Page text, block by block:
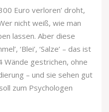
Euro verloren’ droht,
nicht weiß, wie man
lassen. Aber diese
‘Blei’, ‘Salze’ – das ist
Wände gestrichen, ohne
– und sie sehen gut
zum Psychologen